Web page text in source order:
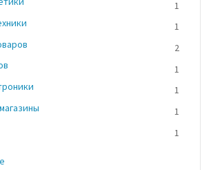
1
1
2
1
1
1
1